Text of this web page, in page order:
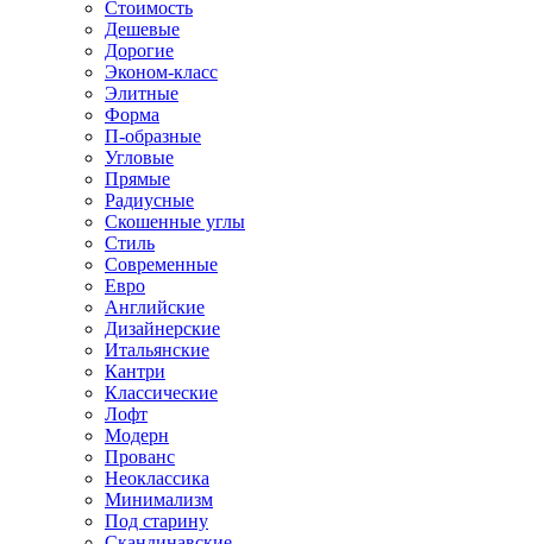
Стоимость
Дешевые
Дорогие
Эконом-класс
Элитные
Форма
П-образные
Угловые
Прямые
Радиусные
Скошенные углы
Стиль
Современные
Евро
Английские
Дизайнерские
Итальянские
Кантри
Классические
Лофт
Модерн
Прованс
Неоклассика
Минимализм
Под старину